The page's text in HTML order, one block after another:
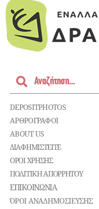
DEPOSITPHOTOS
ΑΡΘΡΟΓΡΑΦΟΙ
ABOUT US
ΔΙΑΦΗΜΙΣΤΕΊΤΕ
ΌΡΟΙ ΧΡΉΣΗΣ
ΠΟΛΙΤΙΚΉ ΑΠΟΡΡΉΤΟΥ
ΕΠΙΚΟΙΝΩΝΊΑ
ΌΡΟΙ ΑΝΑΔΗΜΟΣΙΕΥΣΗΣ